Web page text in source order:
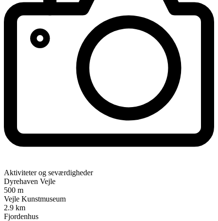
Aktiviteter og seværdigheder
Dyrehaven Vejle
500 m
Vejle Kunstmuseum
2.9 km
Fjordenhus